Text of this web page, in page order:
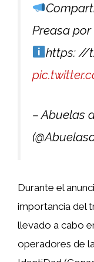
Preasa
https: //
– Abuelas
Durante el
importancia del
llevado a cabo
operadores de